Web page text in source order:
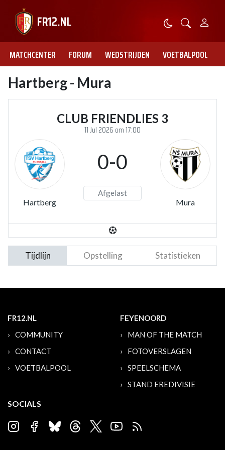
MATCHCENTER FORUM WEDSTRIJDEN VOETBALPOOL
Hartberg - Mura
CLUB FRIENDLIES 3
11 Jul 2026 om 17:00
Hartberg
0-0
Afgelast
Mura
Tijdlijn Opstelling Statistieken
FR12.NL
COMMUNITY
CONTACT
VOETBALPOOL
FEYENOORD
MAN OF THE MATCH
FOTOVERSLAGEN
SPEELSCHEMA
STAND EREDIVISIE
SOCIALS